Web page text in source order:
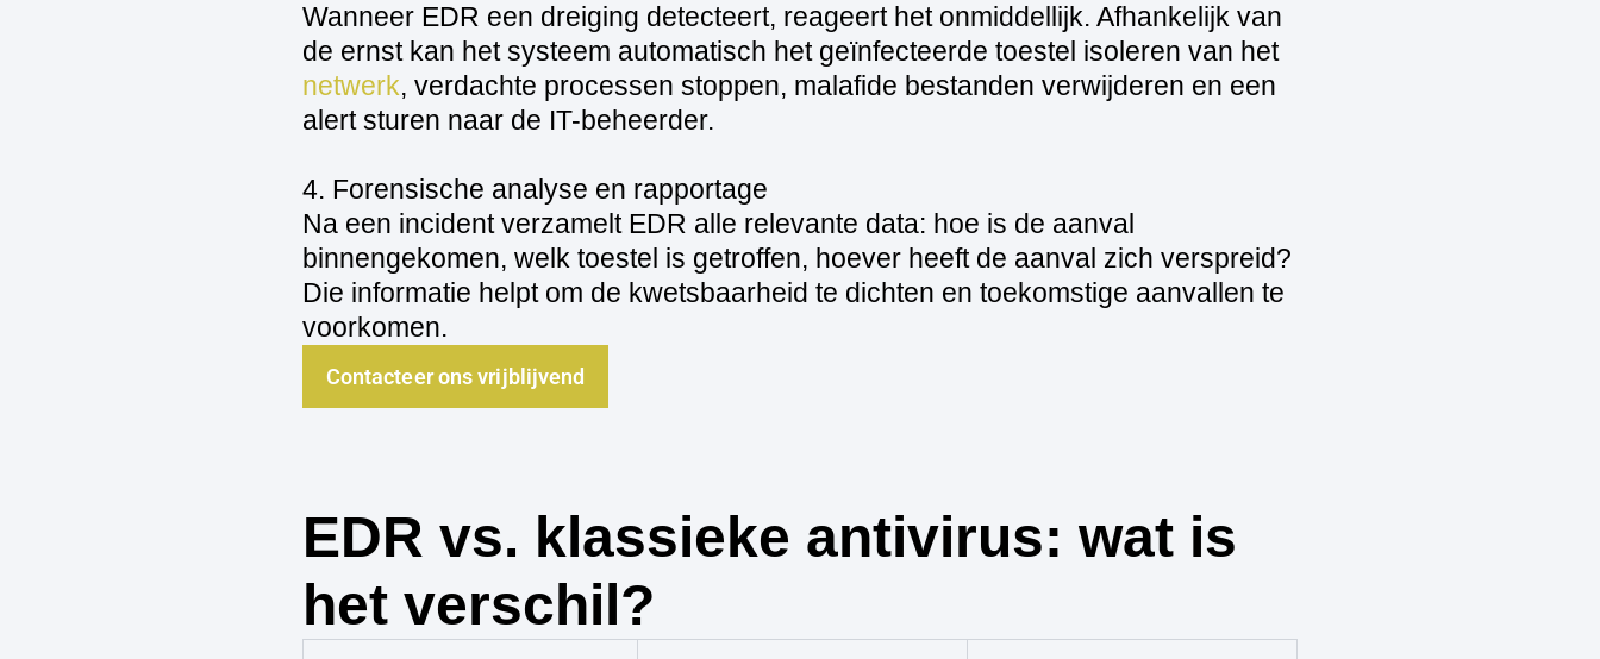
Wanneer EDR een dreiging detecteert, reageert het onmiddellijk. Afhankelijk van
de ernst kan het systeem automatisch het geïnfecteerde toestel isoleren van het
netwerk, verdachte processen stoppen, malafide bestanden verwijderen en een
alert sturen naar de IT-beheerder.
4. Forensische analyse en rapportage
Na een incident verzamelt EDR alle relevante data: hoe is de aanval
binnengekomen, welk toestel is getroffen, hoever heeft de aanval zich verspreid?
Die informatie helpt om de kwetsbaarheid te dichten en toekomstige aanvallen te
voorkomen.
Contacteer ons vrijblijvend
EDR vs. klassieke antivirus: wat is
het verschil?